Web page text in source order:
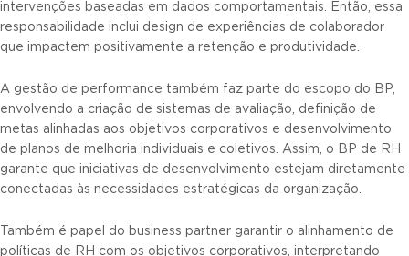
intervenções baseadas em dados comportamentais. Então, essa
responsabilidade inclui design de experiências de colaborador
que impactem positivamente a retenção e produtividade.
A gestão de performance também faz parte do escopo do BP,
envolvendo a criação de sistemas de avaliação, definição de
metas alinhadas aos objetivos corporativos e desenvolvimento
de planos de melhoria individuais e coletivos. Assim, o BP de RH
garante que iniciativas de desenvolvimento estejam diretamente
conectadas às necessidades estratégicas da organização.
Também é papel do business partner garantir o alinhamento de
políticas de RH com os objetivos corporativos, interpretando